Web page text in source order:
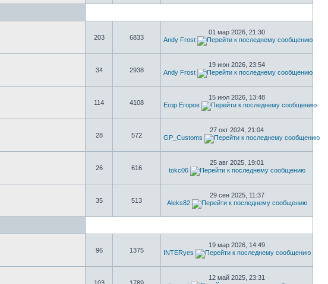
203 6833
01 мар 2026, 21:30
Andy Frost
34 2938
19 июн 2026, 23:54
Andy Frost
114 4108
15 июл 2026, 13:48
Егор Егоров
28 572
27 окт 2024, 21:04
GP_Customs
26 616
25 авг 2025, 19:01
tokc06
35 513
29 сен 2025, 11:37
Aleks82
96 1375
19 мар 2026, 14:49
INTERyes
12 май 2025, 23:31